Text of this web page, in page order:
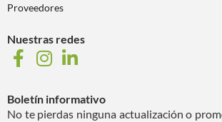
Proveedores
Nuestras redes
Boletín informativo
No te pierdas ninguna actualización o